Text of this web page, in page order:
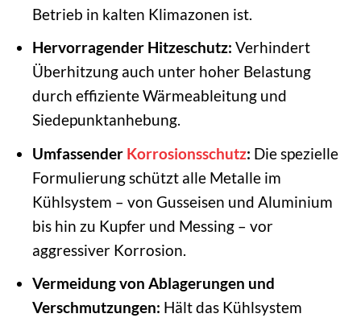
Betrieb in kalten Klimazonen ist.
Hervorragender Hitzeschutz: Verhindert
Überhitzung auch unter hoher Belastung
durch effiziente Wärmeableitung und
Siedepunktanhebung.
Umfassender Korrosionsschutz: Die spezielle
Formulierung schützt alle Metalle im
Kühlsystem – von Gusseisen und Aluminium
bis hin zu Kupfer und Messing – vor
aggressiver Korrosion.
Vermeidung von Ablagerungen und
Verschmutzungen: Hält das Kühlsystem